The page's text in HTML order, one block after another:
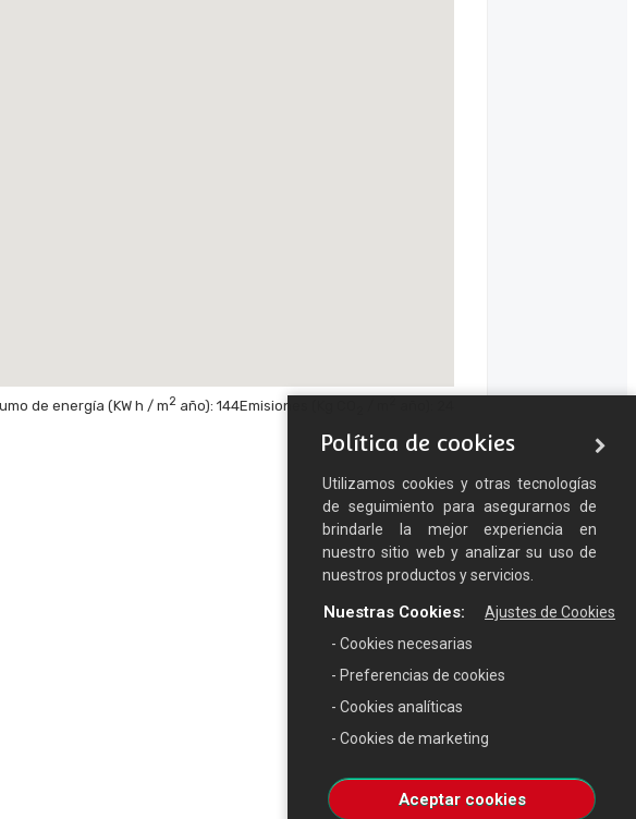
de energía (KW h / m2 año): 144Emisiones
Política de cookies
Utilizamos cookies y otras tecnologías
de seguimiento para asegurarnos de
brindarle la mejor experiencia en
nuestro sitio web y analizar su uso de
nuestros productos y servicios.
Aceptar cookies
Ajustes de Cookies
- Cookies necesarias
Nuestras Cookies:
- Preferencias de cookies
- Cookies analíticas
- Cookies de marketing